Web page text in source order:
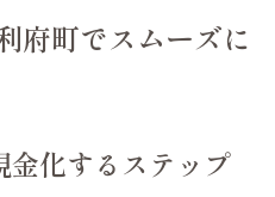
府町でスムーズに
金化するステップ